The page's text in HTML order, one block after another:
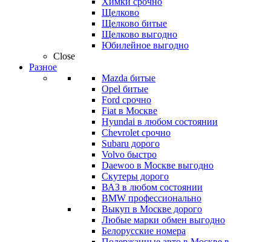
Щелково
Щелково битые
Щелково выгодно
Юбилейное выгодно
Close
Разное
Mazda битые
Opel битые
Ford срочно
Fiat в Москве
Hyundai в любом состоянии
Chevrolet срочно
Subaru дорого
Volvo быстро
Daewoo в Москве выгодно
Скутеры дорого
ВАЗ в любом состоянии
BMW профессионально
Выкуп в Москве дорого
Любые марки обмен выгодно
Белорусские номера